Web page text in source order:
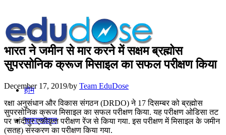
होम
सामान्यज्ञान
भारत ने जमीन से मार करने में सक्षम ब्रह्मोस
सुपरसोनिक क्रूज मिसाइल का सफल परीक्षण किया
December 17, 2019/by Team EduDose
रक्षा अनुसंधान और विकास संगठन (DRDO) ने 17 दिसम्बर को ब्रह्मोस
सुपरसोनिक क्रूज मिसाइल का सफल परीक्षण किया. यह परीक्षण ओडिसा तट
पर चांदीपुर एकीकृत परीक्षण रेंज से किया गया. इस परीक्षण में मिसाइल के जमीन
(सतह) संस्करण का परीक्षण किया गया.